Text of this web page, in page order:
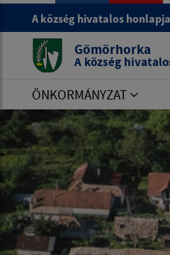
A község hivatalos
Gömörhorka
A község
ÖNKORMÁNYZAT